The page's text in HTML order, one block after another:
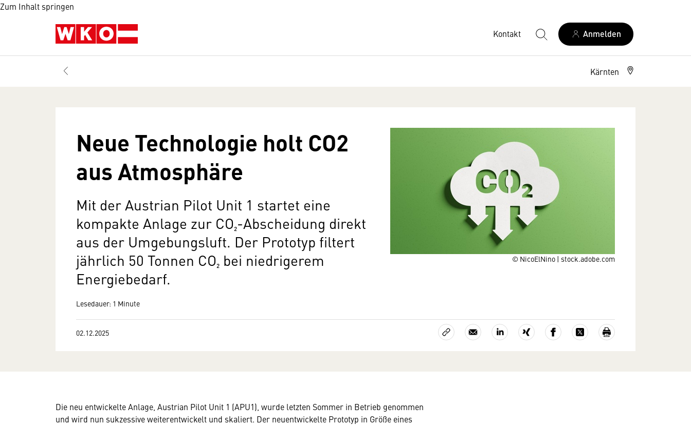
Zum Inhalt springen
Kontakt Anmelden
Kärnten
© NicoElNino | stock.adobe.com
Neue Technologie holt CO2
aus Atmosphäre
Mit der Austrian Pilot Unit 1 startet eine
kompakte Anlage zur CO₂-Abscheidung direkt
aus der Umgebungsluft. Der Prototyp filtert
jährlich 50 Tonnen CO₂ bei niedrigerem
Energiebedarf.
Lesedauer: 1 Minute
02.12.2025
Die neu entwickelte Anlage, Austrian Pilot Unit 1 (APU1), wurde letzten Sommer in Betrieb genommen
und wird nun sukzessive weiterentwickelt und skaliert. Der neuentwickelte Prototyp in Größe eines